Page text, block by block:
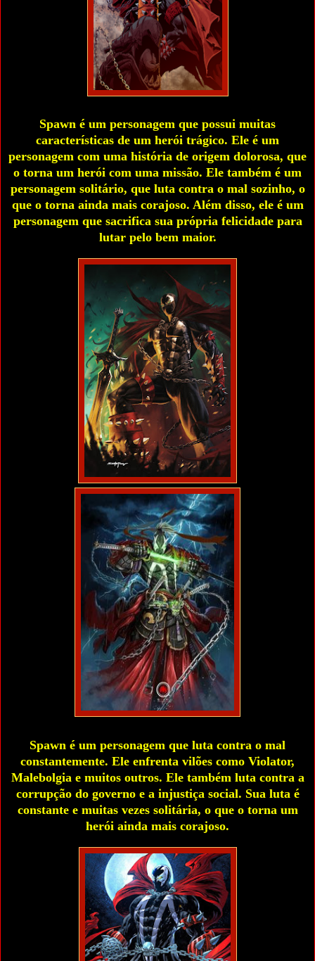
Spawn é um personagem que possui muitas
características de um herói trágico. Ele é um
personagem com uma história de origem dolorosa, que
o torna um herói com uma missão. Ele também é um
personagem solitário, que luta contra o mal sozinho, o
que o torna ainda mais corajoso. Além disso, ele é um
personagem que sacrifica sua própria felicidade para
lutar pelo bem maior.
Spawn é um personagem que luta contra o mal
constantemente. Ele enfrenta vilões como Violator,
Malebolgia e muitos outros. Ele também luta contra a
corrupção do governo e a injustiça social. Sua luta é
constante e muitas vezes solitária, o que o torna um
herói ainda mais corajoso.